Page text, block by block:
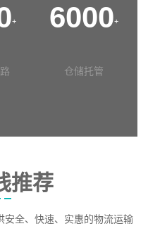
+ 6000+
仓储托管
推荐
安全、快速、实惠的物流运输